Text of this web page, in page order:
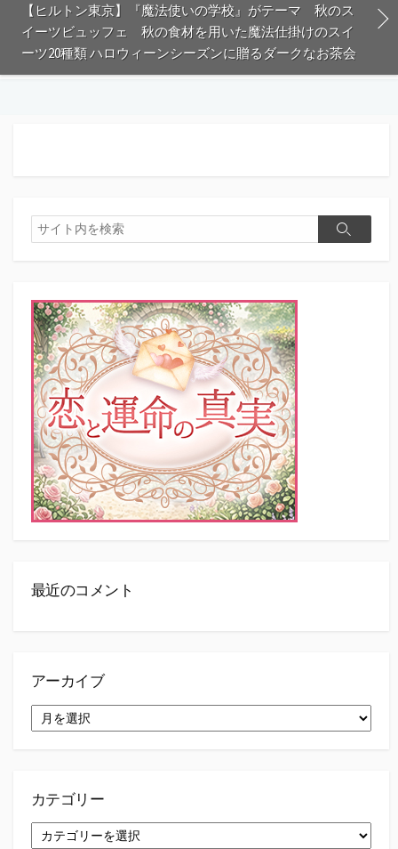
【ヒルトン東京】『魔法使いの学校』がテーマ 秋のス
イーツビュッフェ 秋の食材を用いた魔法仕掛けのスイ
ーツ20種類 ハロウィーンシーズンに贈るダークなお茶会
検
索
検
最近のコメント
アーカイブ
ー
カテゴリー